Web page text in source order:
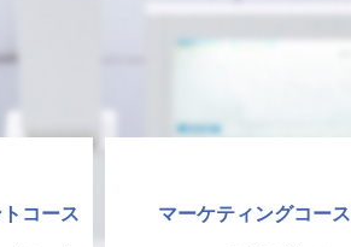
コース マーケティングコース